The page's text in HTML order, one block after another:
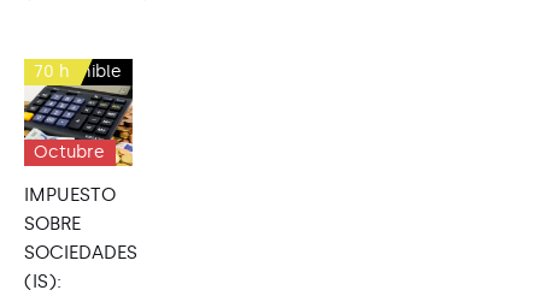
Octubre
Disponible
70 h
IMPUESTO
SOBRE
SOCIEDADES
(IS):